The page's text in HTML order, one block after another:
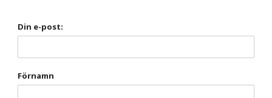
Din e-post:
Förnamn